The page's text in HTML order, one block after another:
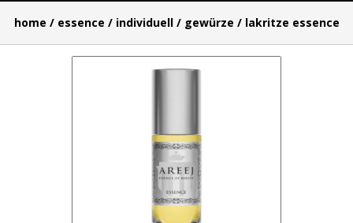
home / essence / individuell/ gewürze / lakritze essence